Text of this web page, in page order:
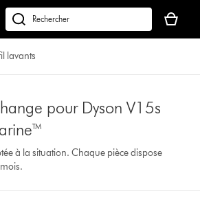
Rechercher
des
produits
panier
est
lavants
pour Dyson V15s
à la situation. Chaque pièce dispose